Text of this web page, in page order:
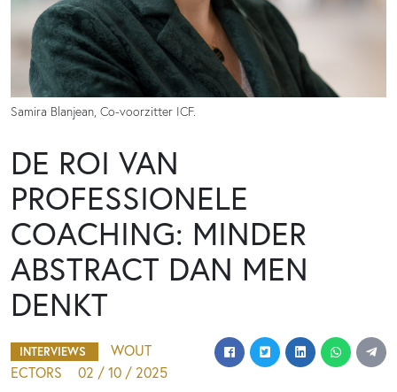
Samira Blanjean, Co-voorzitter ICF.
DE ROI VAN
PROFESSIONELE
COACHING: MINDER
ABSTRACT DAN MEN
DENKT
INTERVIEWS
WOUT
ECTORS
02 / 10 / 2025